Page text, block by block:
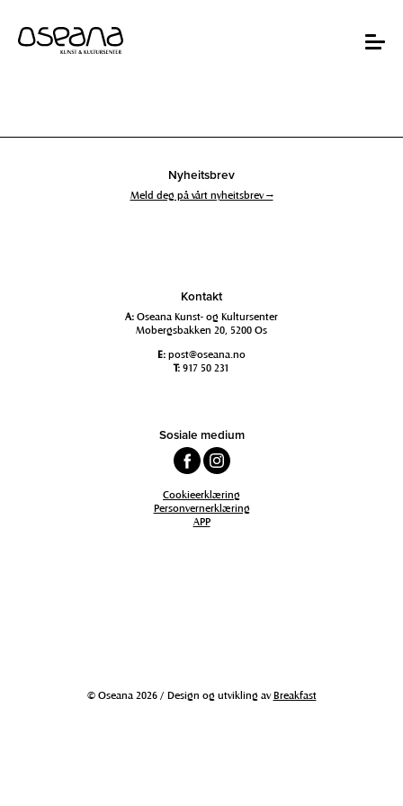
innhold
navigasjon
Toggle
Nyheitsbrev
Meld deg på vårt nyheitsbrev →
Kontakt
A: Oseana Kunst- og Kultursenter
Mobergsbakken 20, 5200 Os
E: post@oseana.no
T: 917 50 231
Sosiale medium
Cookieerklæring
Personvernerklæring
APP
© Oseana 2026 / Design og utvikling avBreakfast